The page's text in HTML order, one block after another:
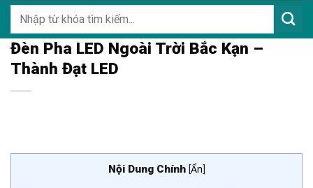
kiếm:
Đèn Pha LED Ngoài Trời Bắc Kạn –
Thành Đạt LED
Nội Dung Chính [Ẩn]